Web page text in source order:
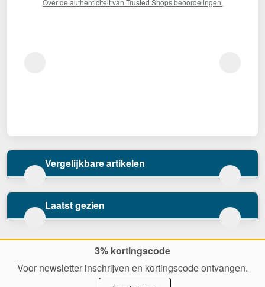
Over de authenticiteit van Trusted Shops beoordelingen.
Vergelijkbare artikelen
Laatst gezien
3% kortingscode
Voor newsletter inschrijven en kortingscode ontvangen.